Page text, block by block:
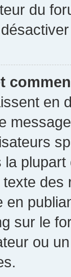
du
en
sur le
ou